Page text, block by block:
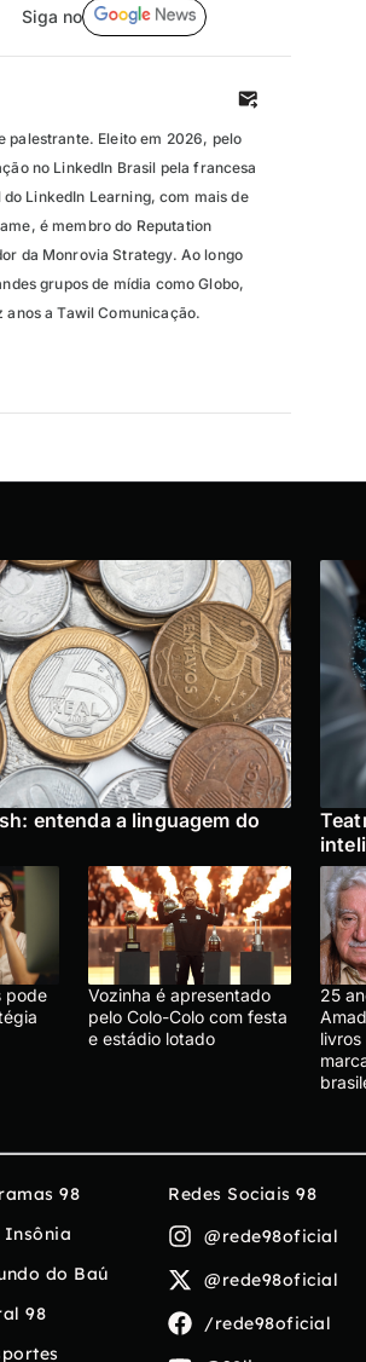
Siga no
palestrante. Eleito em 2026, pelo
no LinkedIn Brasil pela francesa
LinkedIn Learning, com mais de
é membro do Reputation
da Monrovia Strategy. Ao longo
grupos de mídia como Globo,
anos a Tawil Comunicação.
entenda a linguagem do
pode
Vozinha é apresentado
pelo Colo-Colo com festa
e estádio lotado
25
98
Insônia
do Baú
98
Redes Sociais 98
@rede98oficial
@rede98oficial
/rede98oficial